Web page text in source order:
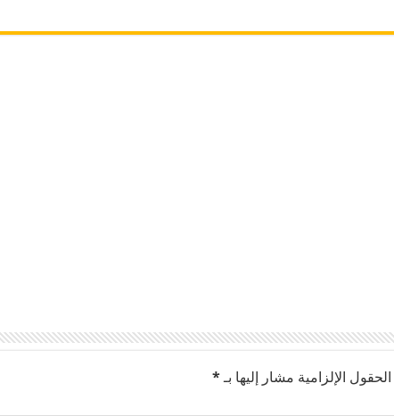
الحقول الإلزامية مشار إليها بـ*